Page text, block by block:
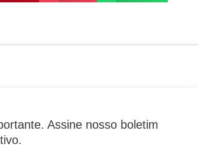
Assine nosso boletim